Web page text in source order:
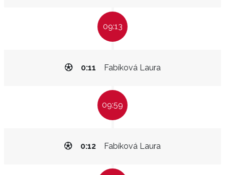
09:13
Fabíková Laura
0:11
09:59
Fabíková Laura
0:12